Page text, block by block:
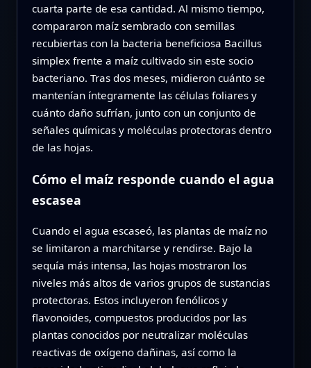
cuarta parte de esa cantidad. Al mismo tiempo,
compararon maíz sembrado con semillas
recubiertas con la bacteria beneficiosa Bacillus
simplex frente a maíz cultivado sin este socio
bacteriano. Tras dos meses, midieron cuánto se
mantenían íntegramente las células foliares y
cuánto daño sufrían, junto con un conjunto de
señales químicas y moléculas protectoras dentro
de las hojas.
Cómo el maíz responde cuando el agua
escasea
Cuando el agua escaseó, las plantas de maíz no
se limitaron a marchitarse y rendirse. Bajo la
sequía más intensa, las hojas mostraron los
niveles más altos de varios grupos de sustancias
protectoras. Estos incluyeron fenólicos y
flavonoides, compuestos producidos por las
plantas conocidos por neutralizar moléculas
reactivas de oxígeno dañinas, así como la